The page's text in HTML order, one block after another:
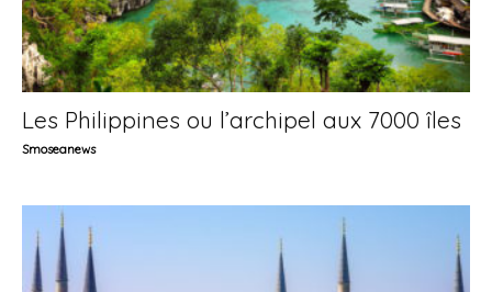
Les Philippines ou l’archipel aux 7000 îles
Smoseanews